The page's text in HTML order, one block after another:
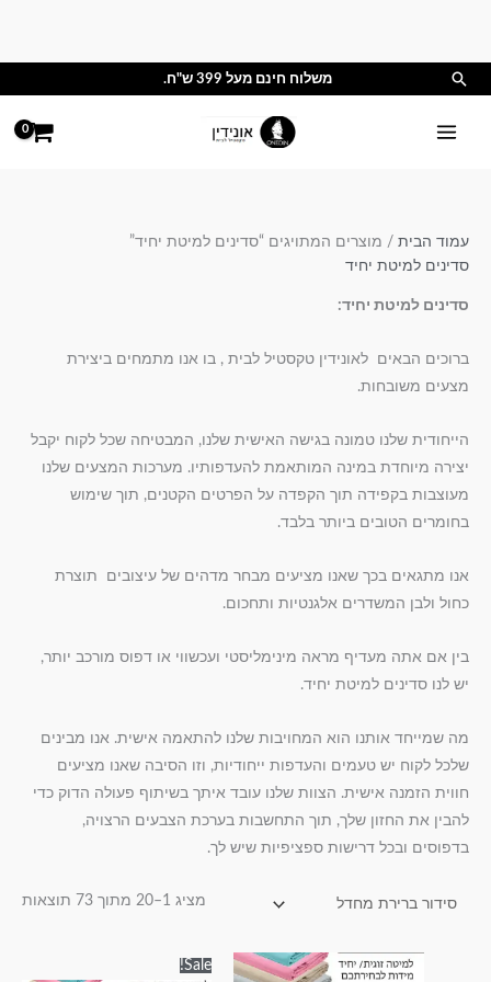
חיפוש משלוח חינם מעל 399 ש"ח.
עמוד הבית / מוצרים המתויגים “סדינים למיטת יחיד”
סדינים למיטת יחיד
סדינים למיטת יחיד:
ברוכים הבאים לאונידין טקסטיל לבית , בו אנו מתמחים ביצירת
מצעים משובחות.
הייחודית שלנו טמונה בגישה האישית שלנו, המבטיחה שכל לקוח יקבל
יצירה מיוחדת במינה המותאמת להעדפותיו. מערכות המצעים שלנו
מעוצבות בקפידה תוך הקפדה על הפרטים הקטנים, תוך שימוש
בחומרים הטובים ביותר בלבד.
אנו מתגאים בכך שאנו מציעים מבחר מדהים של עיצובים תוצרת
כחול ולבן המשדרים אלגנטיות ותחכום.
בין אם אתה מעדיף מראה מינימליסטי ועכשווי או דפוס מורכב יותר,
יש לנו סדינים למיטת יחיד.
מה שמייחד אותנו הוא המחויבות שלנו להתאמה אישית. אנו מבינים
שלכל לקוח יש טעמים והעדפות ייחודיות, וזו הסיבה שאנו מציעים
חווית הזמנה אישית. הצוות שלנו עובד איתך בשיתוף פעולה הדוק כדי
להבין את החזון שלך, תוך התחשבות בערכת הצבעים הרצויה,
בדפוסים ובכל דרישות ספציפיות שיש לך.
מציג 1–20 מתוך 73 תוצאות
טווח
מחירים:
למוצר
Sale!
מחירים: